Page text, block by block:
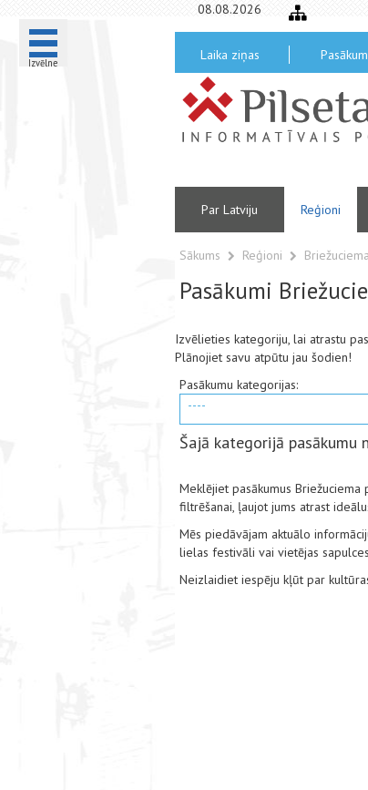
Izvēlne
08.08.2026
Laika ziņas
Par Latviju Reģioni
Sākums Reģioni
Pasākumi
Izvēlieties kategoriju, lai atrastu
Plānojiet savu atpūtu jau šodien!
Pasākumu kategorijas:
----
Šajā kategorijā pasākumu
Meklējiet pasākumus
filtrēšanai, ļaujot jums atrast
Mēs piedāvājam aktuālo
lielas festivāli vai vietējas
Neizlaidiet iespēju kļūt par